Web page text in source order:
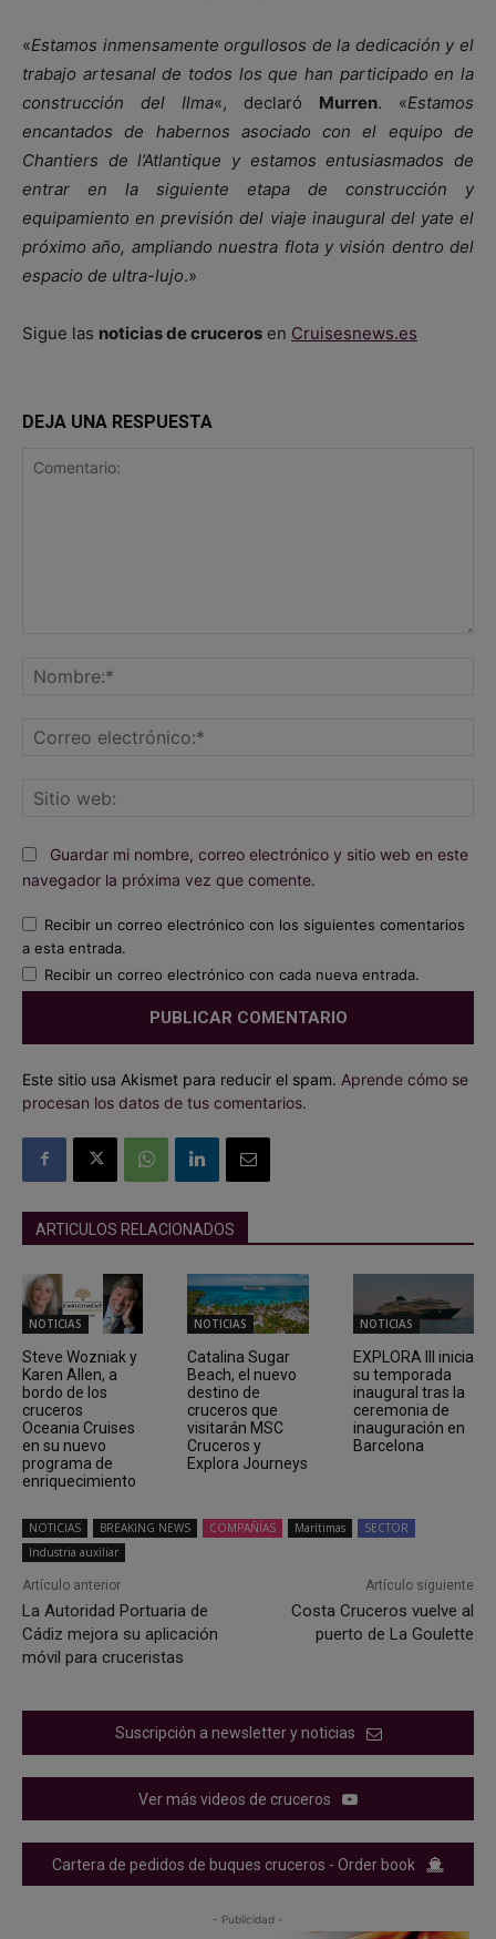
«Estamos inmensamente orgullosos de la dedicación y el
trabajo artesanal de todos los que han participado en la
construcción del Ilma«, declaró Murren. «Estamos
encantados de habernos asociado con el equipo de
Chantiers de l’Atlantique y estamos entusiasmados de
entrar en la siguiente etapa de construcción y
equipamiento en previsión del viaje inaugural del yate el
próximo año, ampliando nuestra flota y visión dentro del
espacio de ultra-lujo.»
Sigue las noticias de cruceros en Cruisesnews.es
DEJA UNA RESPUESTA
Guardar mi nombre, correo electrónico y sitio web en este
navegador la próxima vez que comente.
Recibir un correo electrónico con los siguientes comentarios
a esta entrada.
Recibir un correo electrónico con cada nueva entrada.
Este sitio usa Akismet para reducir el spam. Aprende cómo se
procesan los datos de tus comentarios.
ARTICULOS RELACIONADOS
NOTICIAS
Steve Wozniak y
Karen Allen, a
bordo de los
cruceros
Oceania Cruises
en su nuevo
programa de
enriquecimiento
NOTICIAS
Catalina Sugar
Beach, el nuevo
destino de
cruceros que
visitarán MSC
Cruceros y
Explora Journeys
NOTICIAS
EXPLORA III inicia
su temporada
inaugural tras la
ceremonia de
inauguración en
Barcelona
NOTICIAS BREAKING NEWS COMPAÑÍAS Marítimas
SECTOR
Industria auxiliar
Artículo anterior
La Autoridad Portuaria de
Cádiz mejora su aplicación
móvil para cruceristas
Artículo siguiente
Costa Cruceros vuelve al
puerto de La Goulette
Suscripción a newsletter y noticias
Ver más videos de cruceros
Cartera de pedidos de buques cruceros - Order book
- Publicidad -